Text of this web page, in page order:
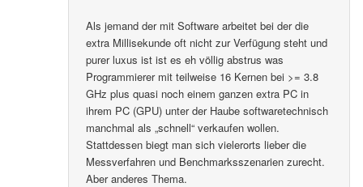
Als jemand der mit Software arbeitet bei der die
extra Millisekunde oft nicht zur Verfügung steht und
purer luxus ist ist es eh völlig abstrus was
Programmierer mit teilweise 16 Kernen bei >= 3.8
GHz plus quasi noch einem ganzen extra PC in
ihrem PC (GPU) unter der Haube softwaretechnisch
manchmal als „schnell“ verkaufen wollen.
Stattdessen biegt man sich vielerorts lieber die
Messverfahren und Benchmarksszenarien zurecht.
Aber anderes Thema.